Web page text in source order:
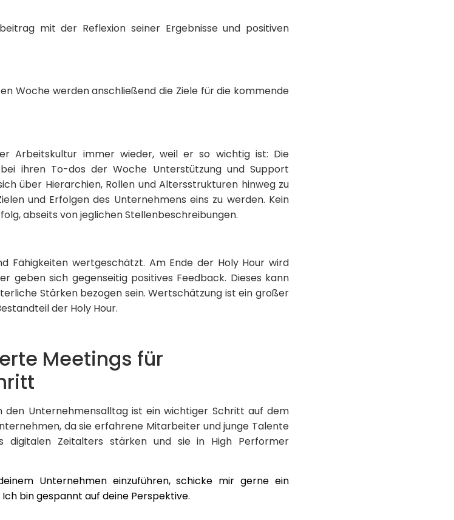
mit der Reflexion seiner Ergebnisse und positiven
Woche werden anschließend die Ziele für die kommende
Arbeitskultur immer wieder, weil er so wichtig ist: Die
ihren To-dos der Woche Unterstützung und Support
über Hierarchien, Rollen und Altersstrukturen hinweg zu
und Erfolgen des Unternehmens eins zu werden. Kein
abseits von jeglichen Stellenbeschreibungen.
Fähigkeiten wertgeschätzt. Am Ende der Holy Hour wird
geben sich gegenseitig positives Feedback. Dieses kann
Stärken bezogen sein. Wertschätzung ist ein großer
der Holy Hour.
Meetings für
den Unternehmensalltag ist ein wichtiger Schritt auf dem
da sie erfahrene Mitarbeiter und junge Talente
digitalen Zeitalters stärken und sie in High Performer
Unternehmen einzuführen, schicke mir gerne ein
Ich bin gespannt auf deine Perspektive.